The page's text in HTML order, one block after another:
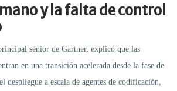
y la falta de control
sénior de Gartner, explicó que las
en una transición acelerada desde la fase de
despliegue a escala de agentes de codificación,